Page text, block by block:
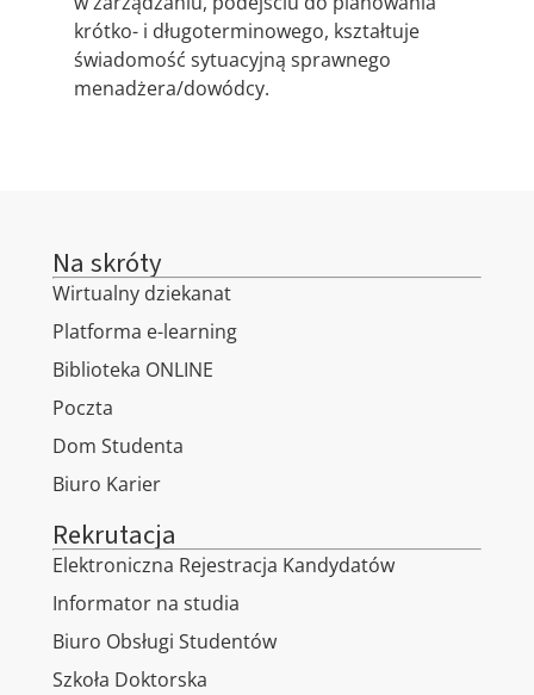
krótko- i długoterminowego, kształtuje
świadomość sytuacyjną sprawnego
menadżera/dowódcy.
Na skróty
Wirtualny dziekanat
Platforma e-learning
Biblioteka ONLINE
Poczta
Dom Studenta
Biuro Karier
Rekrutacja
Elektroniczna Rejestracja Kandydatów
Informator na studia
Biuro Obsługi Studentów
Szkoła Doktorska